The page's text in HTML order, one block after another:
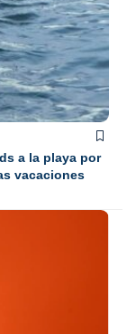
a la playa por
vacaciones